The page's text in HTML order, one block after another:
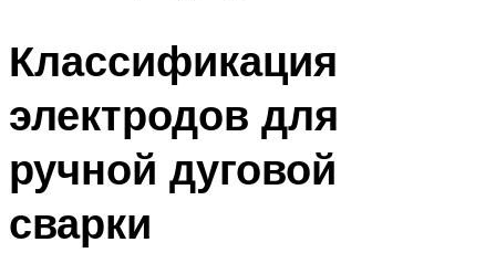
Классификация
электродов для
ручной дуговой
сварки